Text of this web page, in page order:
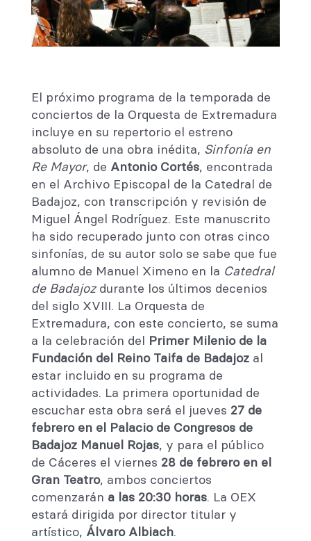
El próximo programa de la temporada de
conciertos de la Orquesta de Extremadura
incluye en su repertorio el estreno
absoluto de una obra inédita, Sinfonía en
Re Mayor, de Antonio Cortés, encontrada
en el Archivo Episcopal de la Catedral de
Badajoz, con transcripción y revisión de
Miguel Ángel Rodríguez. Este manuscrito
ha sido recuperado junto con otras cinco
sinfonías, de su autor solo se sabe que fue
alumno de Manuel Ximeno en la Catedral
de Badajozdurante los últimos decenios
del siglo XVIII. La Orquesta de
Extremadura, con este concierto, se suma
a la celebración del Primer Milenio de la
Fundación del Reino Taifa de Badajozal
estar incluido en su programa de
actividades. La primera oportunidad de
escuchar esta obra será el jueves 27 de
febrero en el Palacio de Congresos de
Badajoz Manuel Rojas, y para el público
de Cáceres el viernes 28 de febrero en el
Gran Teatro, ambos conciertos
comenzarán a las 20:30 horas. La OEX
estará dirigida por director titular y
artístico, Álvaro Albiach.